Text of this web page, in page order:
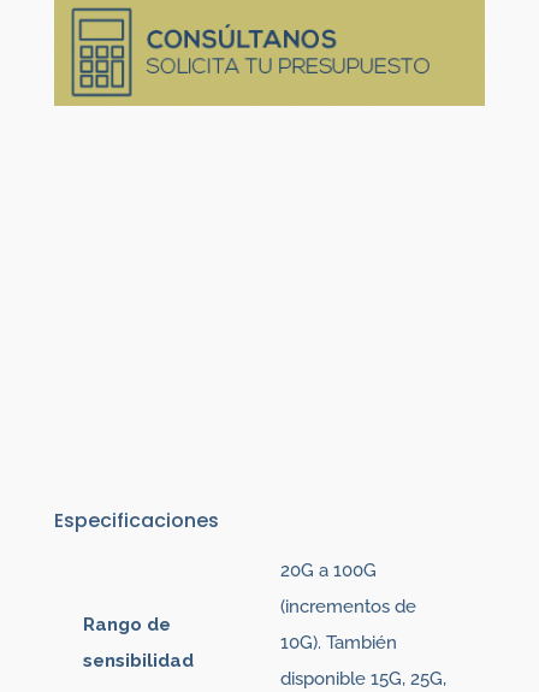
Especificaciones
Rango de
sensibilidad
20G a 100G
(incrementos de
10G). También
disponible 15G, 25G,